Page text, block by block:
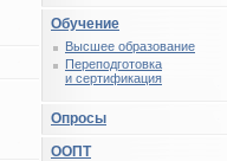
Обучение
Высшее образование
Переподготовка
и сертификация
Опросы
ООПТ